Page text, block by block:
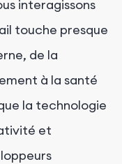
interagissons
touche presque
de la
à la santé
la technologie
et